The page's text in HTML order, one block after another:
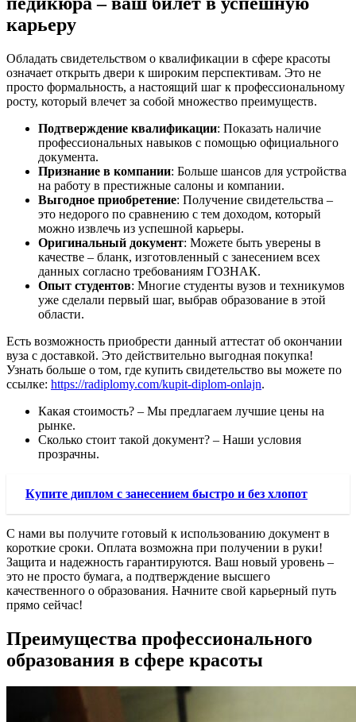
карьеру
Обладать свидетельством о квалификации в сфере красоты
означает открыть двери к широким перспективам. Это не
просто формальность, а настоящий шаг к профессиональному
росту, который влечет за собой множество преимуществ.
Подтверждение квалификации: Показать наличие
профессиональных навыков с помощью официального
документа.
Признание в компании: Больше шансов для устройства
на работу в престижные салоны и компании.
Выгодное приобретение: Получение свидетельства –
это недорого по сравнению с тем доходом, который
можно извлечь из успешной карьеры.
Оригинальный документ: Можете быть уверены в
качестве – бланк, изготовленный с занесением всех
данных согласно требованиям ГОЗНАК.
Опыт студентов: Многие студенты вузов и техникумов
уже сделали первый шаг, выбрав образование в этой
области.
Есть возможность приобрести данный аттестат об окончании
вуза с доставкой. Это действительно выгодная покупка!
Узнать больше о том, где купить свидетельство вы можете по
ссылке: https://radiplomy.com/kupit-diplom-onlajn.
Какая стоимость? – Мы предлагаем лучшие цены на
рынке.
Сколько стоит такой документ? – Наши условия
прозрачны.
Купите диплом с занесением быстро и без хлопот
С нами вы получите готовый к использованию документ в
короткие сроки. Оплата возможна при получении в руки!
Защита и надежность гарантируются. Ваш новый уровень –
это не просто бумага, а подтверждение высшего
качественного о образования. Начните свой карьерный путь
прямо сейчас!
Преимущества профессионального
образования в сфере красоты